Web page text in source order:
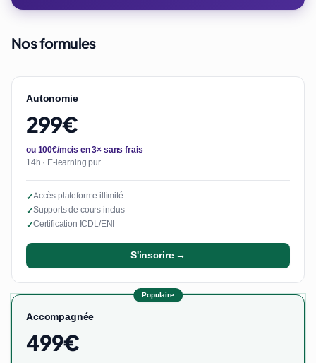
Nos formules
Autonomie
299€
ou 100€/mois en 3× sans frais
14h · E-learning pur
✓Accès plateforme illimité
✓Supports de cours inclus
✓Certification ICDL/ENI
S'inscrire →
Populaire
Accompagnée
499€